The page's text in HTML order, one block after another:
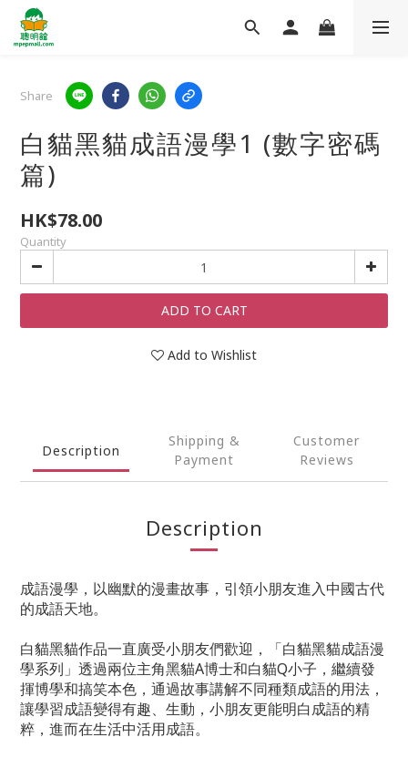
Share
白貓黑貓成語漫學1 (數字密碼
篇)
HK$78.00
Quantity
ADD TO CART
Add to Wishlist
Description
Shipping &
Payment
Customer
Reviews
Description
成語漫學，以幽默的漫畫故事，引領小朋友進入中國古代
的成語天地。
白貓黑貓作品一直廣受小朋友們歡迎，「白貓黑貓成語漫
學系列」透過兩位主角黑貓A博士和白貓Q小子，繼續發
揮博學和搞笑本色，通過故事講解不同種類成語的用法，
讓學習成語變得有趣、生動，小朋友更能明白成語的精
粹，進而在生活中活用成語。